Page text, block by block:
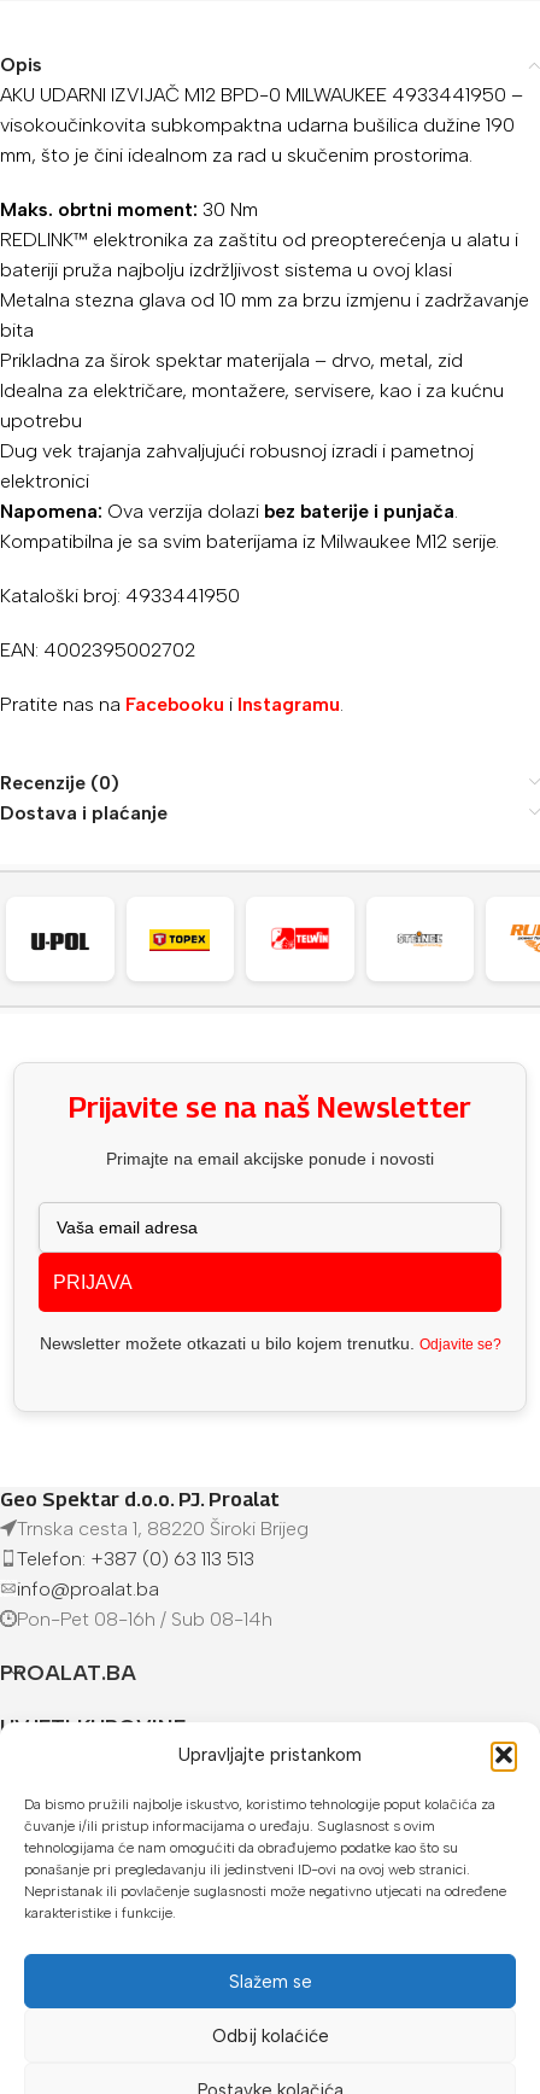
Upravljajte pristankom
Da bismo pružili najbolje iskustvo, koristimo tehnologije poput kolačića za
čuvanje i/ili pristup informacijama o uređaju. Suglasnost s ovim
tehnologijama će nam omogućiti da obrađujemo podatke kao što su
ponašanje pri pregledavanju ili jedinstveni ID-ovi na ovoj web stranici.
Nepristanak ili povlačenje suglasnosti može negativno utjecati na određene
karakteristike i funkcije.
Slažem se
Odbij kolaćiće
Opis
AKU UDARNI IZVIJAČ M12 BPD-0 MILWAUKEE 4933441950 –
visokoučinkovita subkompaktna udarna bušilica dužine 190
mm, što je čini idealnom za rad u skučenim prostorima.
Maks. obrtni moment: 30 Nm
REDLINK™ elektronika za zaštitu od preopterećenja u alatu i
bateriji pruža najbolju izdržljivost sistema u ovoj klasi
Metalna stezna glava od 10 mm za brzu izmjenu i zadržavanje
bita
Prikladna za širok spektar materijala – drvo, metal, zid
Idealna za električare, montažere, servisere, kao i za kućnu
upotrebu
Dug vek trajanja zahvaljujući robusnoj izradi i pametnoj
elektronici
Napomena: Ova verzija dolazi bez baterije i punjača.
Kompatibilna je sa svim baterijama iz Milwaukee M12 serije.
Kataloški broj: 4933441950
EAN: 4002395002702
Pratite nas na Facebooku i Instagramu.
Recenzije (0)
Dostava i plaćanje
Prijavite se na naš Newsletter
Primajte na email akcijske ponude i novosti
PRIJAVA
Newsletter možete otkazati u bilo kojem trenutku. Odjavite se?
Geo Spektar d.o.o. PJ. Proalat
Trnska cesta 1, 88220 Široki Brijeg
Telefon: +387 (0) 63 113 513
info@proalat.ba
Pon-Pet 08-16h / Sub 08-14h
PROALAT.BA
UVJETI KUPOVINE
U našoj web trgovini možete platiti:
Kreditnim karticama jednokratno ili do 24 rate
Općom uplatnicom, virmanom, internet bankarstvom
Gotovinom prilikom preuzimanja
Mikrofin do 18 rata
Copyright © 2026 Proalat.ba